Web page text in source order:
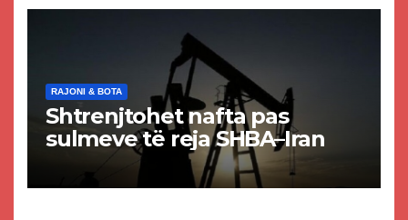
RAJONI & BOTA
Shtrenjtohet nafta pas
sulmeve të reja SHBA–Iran